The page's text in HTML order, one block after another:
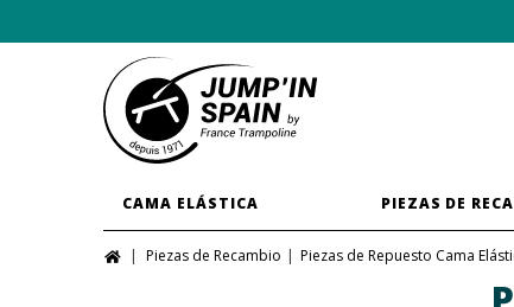
CAMA ELÁSTICA PIEZAS DE
Piezas de Recambio Piezas de Repuesto Cama